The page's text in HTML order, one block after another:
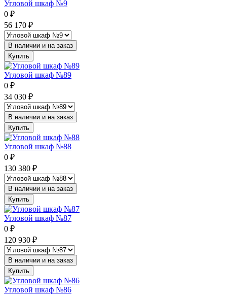
Угловой шкаф №9
0 ₽
56 170 ₽
В наличии и на заказ
Купить
Угловой шкаф №89
0 ₽
34 030 ₽
В наличии и на заказ
Купить
Угловой шкаф №88
0 ₽
130 380 ₽
В наличии и на заказ
Купить
Угловой шкаф №87
0 ₽
120 930 ₽
В наличии и на заказ
Купить
Угловой шкаф №86